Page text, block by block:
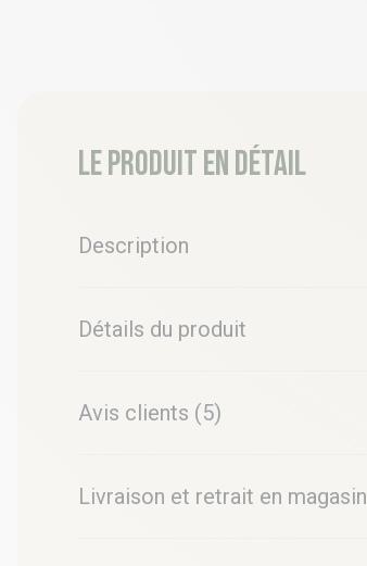
Le produit en détail
Description
Détails du produit
Avis clients (5)
Livraison et retrait en magasin